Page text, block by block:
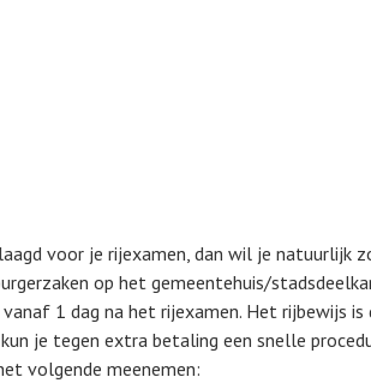
voor je rijexamen, dan wil je natuurlijk
op het gemeentehuis/
1 dag na het rijexamen. Het rijbewijs
je tegen extra betaling een snelle
volgende meenemen: